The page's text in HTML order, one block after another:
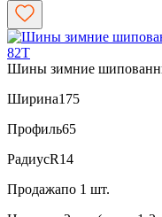
Шины зимние
Ширина175
Профиль65
РадиусR14
Продажапо 1 шт.